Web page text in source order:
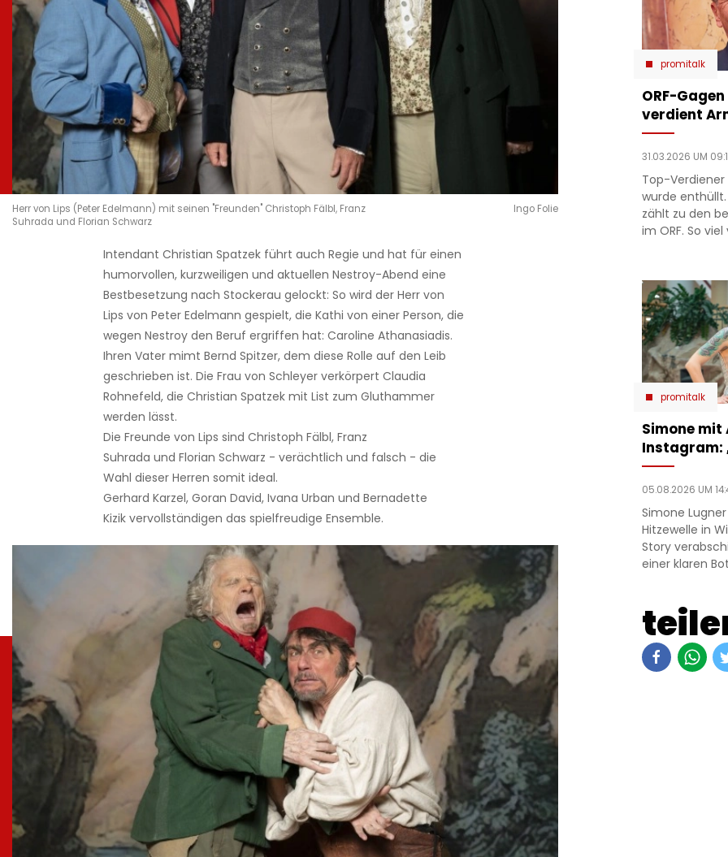
Herr von Lips (Peter Edelmann) mit seinen "Freunden" Christoph Fälbl, Franz
Suhrada und Florian Schwarz
Ingo Folie
Intendant Christian Spatzek führt auch Regie und hat für einen
humorvollen, kurzweiligen und aktuellen Nestroy-Abend eine
Bestbesetzung nach Stockerau gelockt: So wird der Herr von
Lips von Peter Edelmann gespielt, die Kathi von einer Person, die
wegen Nestroy den Beruf ergriffen hat: Caroline Athanasiadis.
Ihren Vater mimt Bernd Spitzer, dem diese Rolle auf den Leib
geschrieben ist. Die Frau von Schleyer verkörpert Claudia
Rohnefeld, die Christian Spatzek mit List zum Gluthammer
werden lässt.
Die Freunde von Lips sind Christoph Fälbl, Franz
Suhrada und Florian Schwarz - verächtlich und falsch - die
Wahl dieser Herren somit ideal.
Gerhard Karzel, Goran David, Ivana Urban und Bernadette
Kizik vervollständigen das spielfreudige Ensemble.
promitalk
ORF-
verdient
31.03.2026 UM
Top-Verdiener
wurde enthüllt.
zählt zu den
im ORF. So
promitalk
Simone mit
Instagram:
05.08.2026 UM
Simone
Hitzewelle in
Story
einer klaren